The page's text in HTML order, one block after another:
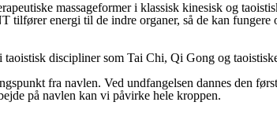
massageformer i klassisk kinesisk og
tilfører energi til de indre organer, så de kan
discipliner som Tai Chi, Qi Gong og
fra navlen. Ved undfangelsen dannes den
på navlen kan vi påvirke hele kroppen.